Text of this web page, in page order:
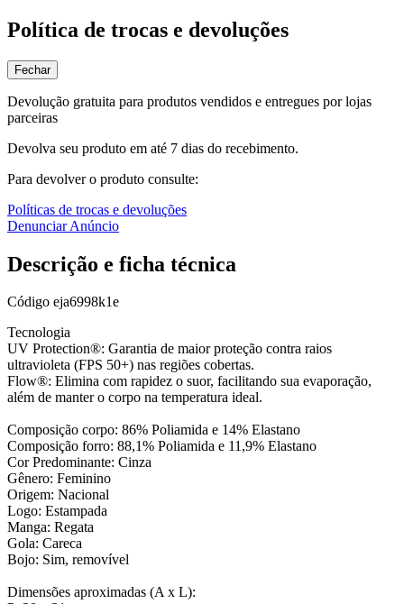
Política de trocas e devoluções
Fechar
Devolução gratuita para produtos vendidos e entregues por lojas
parceiras
Devolva seu produto em até 7 dias do recebimento.
Para devolver o produto consulte:
Políticas de trocas e devoluções
Denunciar Anúncio
Descrição e ficha técnica
Código eja6998k1e
Tecnologia
UV Protection®: Garantia de maior proteção contra raios
ultravioleta (FPS 50+) nas regiões cobertas.
Flow®: Elimina com rapidez o suor, facilitando sua evaporação,
além de manter o corpo na temperatura ideal.
Composição corpo: 86% Poliamida e 14% Elastano
Composição forro: 88,1% Poliamida e 11,9% Elastano
Cor Predominante: Cinza
Gênero: Feminino
Origem: Nacional
Logo: Estampada
Manga: Regata
Gola: Careca
Bojo: Sim, removível
Dimensões aproximadas (A x L):